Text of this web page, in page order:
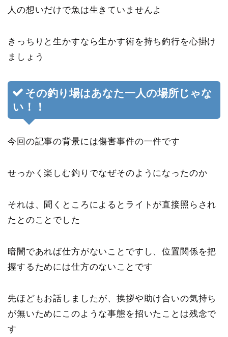
人の想いだけで魚は生きていませんよ
きっちりと生かすなら生かす術を持ち釣行を心掛け
ましょう
その釣り場はあなた一人の場所じゃな
い！！
今回の記事の背景には傷害事件の一件です
せっかく楽しむ釣りでなぜそのようになったのか
それは、聞くところによるとライトが直接照らされ
たとのことでした
暗闇であれば仕方がないことですし、位置関係を把
握するためには仕方のないことです
先ほどもお話しましたが、挨拶や助け合いの気持ち
が無いためにこのような事態を招いたことは残念で
す